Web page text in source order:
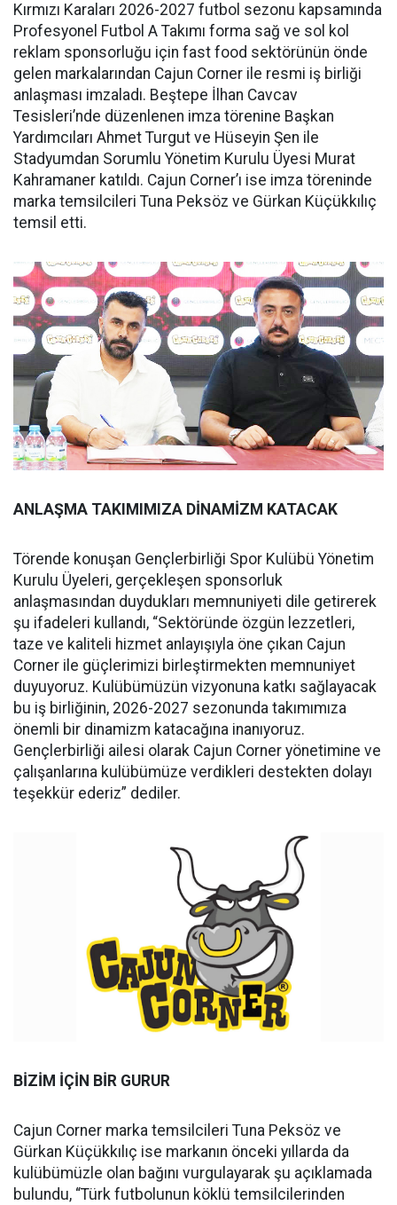
Kırmızı Karaları 2026-2027 futbol sezonu kapsamında
Profesyonel Futbol A Takımı forma sağ ve sol kol
reklam sponsorluğu için fast food sektörünün önde
gelen markalarından Cajun Corner ile resmi iş birliği
anlaşması imzaladı. Beştepe İlhan Cavcav
Tesisleri’nde düzenlenen imza törenine Başkan
Yardımcıları Ahmet Turgut ve Hüseyin Şen ile
Stadyumdan Sorumlu Yönetim Kurulu Üyesi Murat
Kahramaner katıldı. Cajun Corner’ı ise imza töreninde
marka temsilcileri Tuna Peksöz ve Gürkan Küçükkılıç
temsil etti.
ANLAŞMA TAKIMIMIZA DİNAMİZM KATACAK
Törende konuşan Gençlerbirliği Spor Kulübü Yönetim
Kurulu Üyeleri, gerçekleşen sponsorluk
anlaşmasından duydukları memnuniyeti dile getirerek
şu ifadeleri kullandı, “Sektöründe özgün lezzetleri,
taze ve kaliteli hizmet anlayışıyla öne çıkan Cajun
Corner ile güçlerimizi birleştirmekten memnuniyet
duyuyoruz. Kulübümüzün vizyonuna katkı sağlayacak
bu iş birliğinin, 2026-2027 sezonunda takımımıza
önemli bir dinamizm katacağına inanıyoruz.
Gençlerbirliği ailesi olarak Cajun Corner yönetimine ve
çalışanlarına kulübümüze verdikleri destekten dolayı
teşekkür ederiz” dediler.
BİZİM İÇİN BİR GURUR
Cajun Corner marka temsilcileri Tuna Peksöz ve
Gürkan Küçükkılıç ise markanın önceki yıllarda da
kulübümüzle olan bağını vurgulayarak şu açıklamada
bulundu, “Türk futbolunun köklü temsilcilerinden